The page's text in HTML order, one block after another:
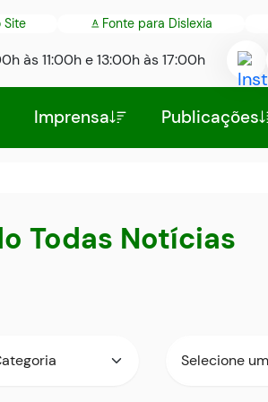
Site Fonte para Dislexia
às 11:00h e 13:00h às 17:00h
Imprensa Publicações
Todas Notícias